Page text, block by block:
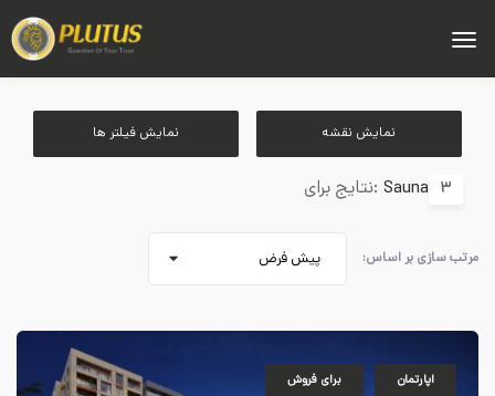
نمایش فیلتر ها نمایش نقشه
نتایج برای: Sauna 3
مرتب سازی بر اساس: پیش فرض
برای فروش اپارتمان